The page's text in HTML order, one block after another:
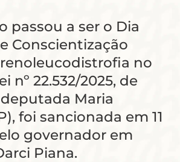
passou a ser o Dia
Conscientização
no
nº 22.532/2025, de
Maria
foi sancionada em 11
governador em
Piana.